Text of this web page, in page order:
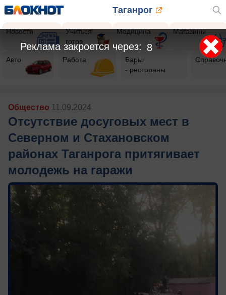
Таганрог
Новости
Учиться
готов
Медицина Магазины
Авто Работа
Бары
- рестораны
Общество 11.09.2024
Отсутствие досуговых мест в
Северном и Стахановском
районах Таганрога притягивает
молодежь на гаражи
6
Реклама закроется через: